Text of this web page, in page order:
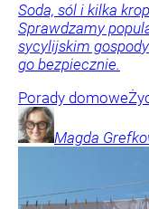
Soda, sól i kilka
Sprawdzamy
sycylijskim
go bezpiecznie.
Porady domowe
Magda